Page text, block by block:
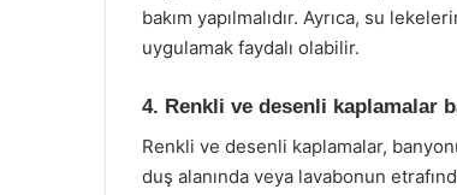
bakım yapılmalıdır. Ayrıca, su
uygulamak faydalı olabilir.
4. Renkli ve desenli kaplamalar
Renkli ve desenli kaplamalar,
duş alanında veya lavabonun